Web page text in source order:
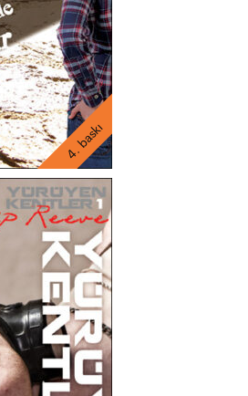
4. baskı